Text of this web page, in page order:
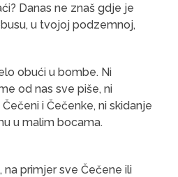
Danas ne znaš gdje je
u tvojoj podzemnoj,
obući u bombe. Ni
od nas sve piše, ni
i Čečenke, ni skidanje
u malim bocama.
primjer sve Čečene ili